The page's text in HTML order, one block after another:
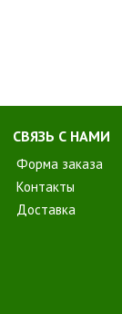
СВЯЗЬ С НАМИ
Форма заказа
Контакты
Доставка